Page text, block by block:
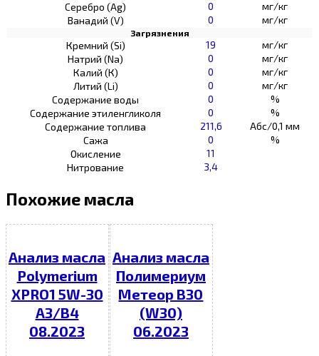
Серебро (Ag)
0
мг/кг
Ванадий (V)
0 мг/кг
Загрязнения
Кремний (Si) 19
мг/кг
Натрий (Na)
0
мг/кг
Калий (К)
0
мг/кг
Литий (Li)
0
мг/кг
Содержание воды
0
%
Содержание этиленгликоля
0
%
Содержание топлива
211,6
Абс/0,1 мм
Сажа
0
%
Окисление
11
Нитрование
3,4
Похожие масла
Анализ масла
Polymerium
XPRO1 5W-30
A3/B4
08.2023
Анализ масла
Полимериум
Метеор В30
(W30)
06.2023